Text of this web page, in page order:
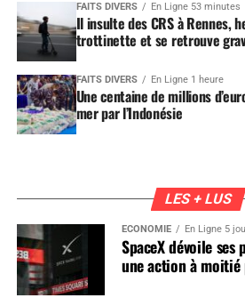
FAITS DIVERS En Ligne 53 minutes
Il insulte des CRS à Rennes,
trottinette et se retrouve
FAITS DIVERS En Ligne 1 heure
Une centaine de millions
mer par l’Indonésie
LES + LUS
ÉCONOMIE En Ligne 5
SpaceX dévoile
une action à